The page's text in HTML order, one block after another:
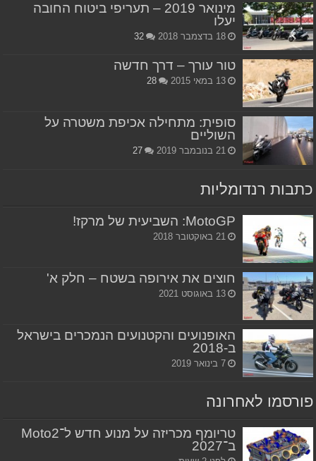
מינואר 2019 – תעריפי ביטוח החובה
יעלו
18 בדצמבר 2018 32
טור עורך – דרך חדשה
13 במאי 2015 28
סופית: מתחילה אכיפת משטרה על
השוליים
21 בנובמבר 2019 27
כתבות רנדומליות
MotoGP: השביעית של מרקז!
21 באוקטובר 2018
חוצים את אירופה בשטח – חלק א'
13 באוגוסט 2021
האופנועים והקטנועים הנמכרים בישראל
ב-2018
7 בינואר 2019
פורסמו לאחרונה
טריומף מכריזה על מנוע חדש ל־Moto2
ב־2027